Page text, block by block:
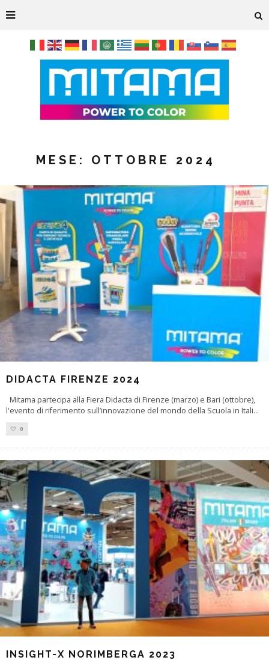
MESE: OTTOBRE 2024
DIDACTA FIRENZE 2024
Mitama partecipa alla Fiera Didacta di Firenze (marzo) e Bari (ottobre),
l'evento di riferimento sull’innovazione del mondo della Scuola in Itali...
0
INSIGHT-X NORIMBERGA 2023